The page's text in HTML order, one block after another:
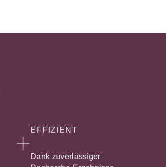
EFFIZIENT
Dank zuverlässiger